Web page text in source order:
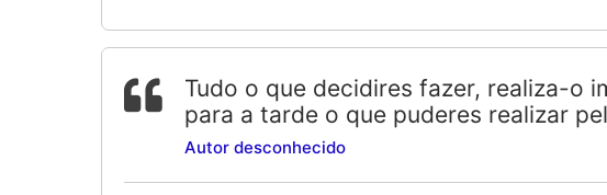
Tudo o que decidires fazer, realiza-o
para a tarde o que puderes realizar
Autor desconhecido